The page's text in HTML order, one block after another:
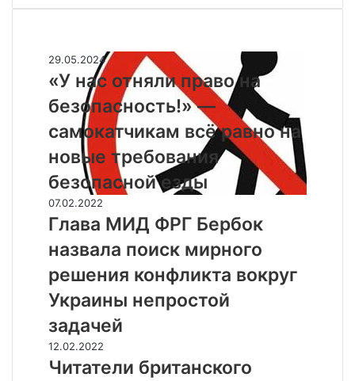
«
У
а
с
о
т
н
я
л
р
а
в
о
н
а
б
29.05.2024
«У нас отняли право на
безопасность!» —
самокатчикам всё равно на
новые требования
безопасной езды
Г
л
в
а
М
И
Д
Ф
Р
Г
07.02.2022
Глава МИД ФРГ Бербок
назвала поиск мирного
решения конфликта вокруг
Украины непростой
задачей
Ч
и
12.02.2022
Читатели британского